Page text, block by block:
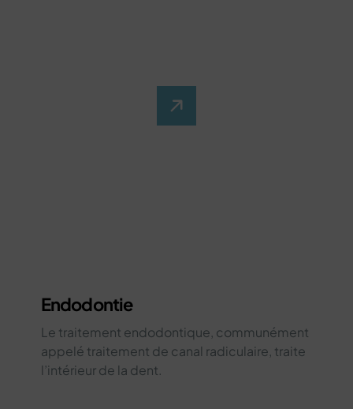
Endodontie
Le traitement endodontique, communément
appelé traitement de canal radiculaire, traite
l’intérieur de la dent.